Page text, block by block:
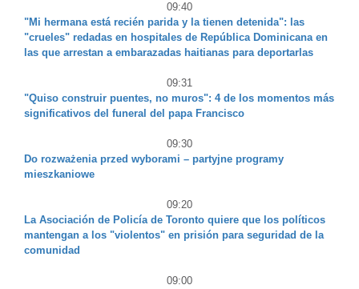
09:40
"Mi hermana está recién parida y la tienen detenida": las
"crueles" redadas en hospitales de República Dominicana en
las que arrestan a embarazadas haitianas para deportarlas
09:31
"Quiso construir puentes, no muros": 4 de los momentos más
significativos del funeral del papa Francisco
09:30
Do rozważenia przed wyborami – partyjne programy
mieszkaniowe
09:20
La Asociación de Policía de Toronto quiere que los políticos
mantengan a los "violentos" en prisión para seguridad de la
comunidad
09:00